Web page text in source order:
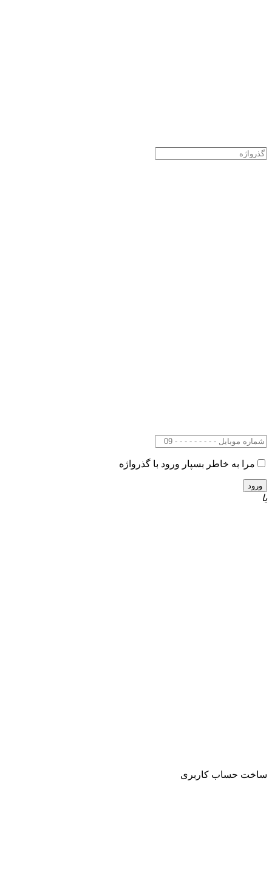
مرا به خاطر بسپار ورود با گذرواژه
یا
ساخت حساب کاربری